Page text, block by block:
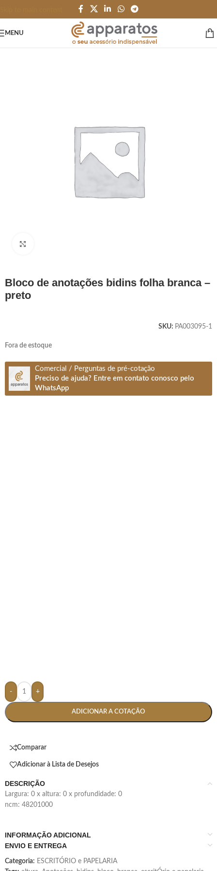
MENU
ESCRITÓRIO e PAPELARIA
bloco de anotações bidins folha branca –
preto
SKU: PA003095-1
Fora de estoque
Comercial / Perguntas de pré-cotação
Preciso de ajuda? Entre em contato conosco pelo
WhatsApp
- +
ADICIONAR A COTAÇÃO
Comparar
Adicionar à Lista de Desejos
DESCRIÇÃO
largura: 0 x altura: 0 x profundidade: 0
ncm: 48201000
INFORMAÇÃO ADICIONAL
ENVIO E ENTREGA
Categoria: ESCRITÓRIO e PAPELARIA